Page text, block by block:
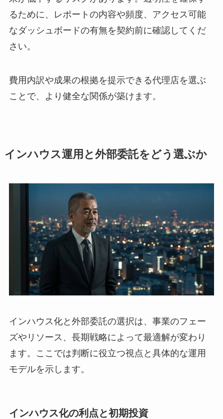
るために、レポートの内容や頻度、アクセス可能
なダッシュボードの有無を契約前に確認してくだ
さい。
費用内訳や成果の根拠を提示できる代理店を選ぶ
ことで、より健全な関係が築けます。
インハウス運用と外部委託をどう選ぶか
インハウス化と外部委託の選択は、事業のフェー
ズやリソース、長期戦略によって最適解が変わり
ます。ここでは判断に役立つ視点と具体的な運用
モデルを示します。
インハウス化の利点と初期投資